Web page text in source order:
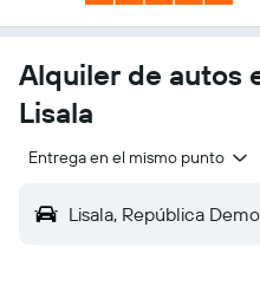
Alquiler de autos
Lisala
Entrega en el mismo punto
Lisala, República